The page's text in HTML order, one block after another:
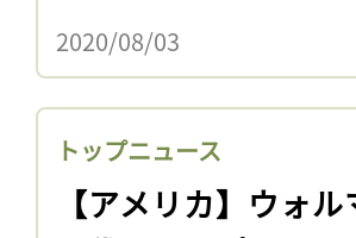
2020/08/03
トップニュース
【アメリカ】ウォ